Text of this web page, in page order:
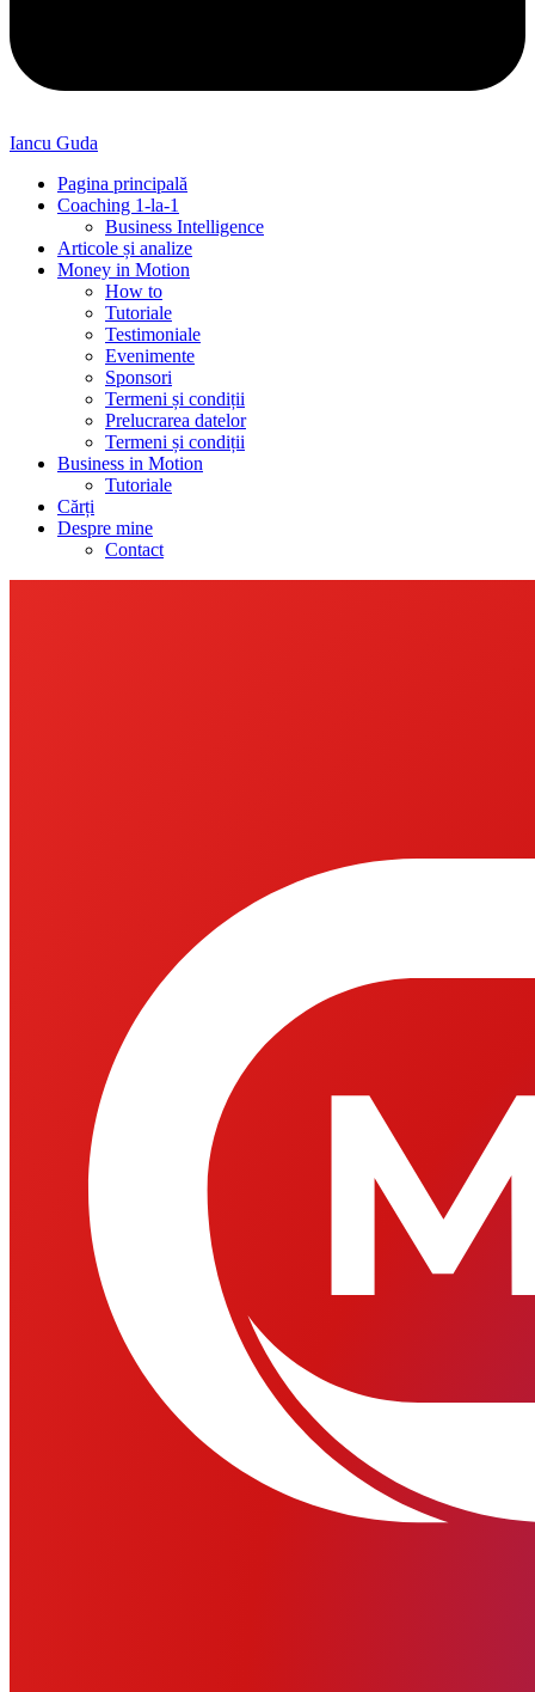
Iancu Guda
Pagina principală
Coaching 1-la-1
Business Intelligence
Articole și analize
Money in Motion
How to
Tutoriale
Testimoniale
Evenimente
Sponsori
Termeni și condiții
Prelucrarea datelor
Termeni și condiții
Business in Motion
Tutoriale
Cărți
Despre mine
Contact